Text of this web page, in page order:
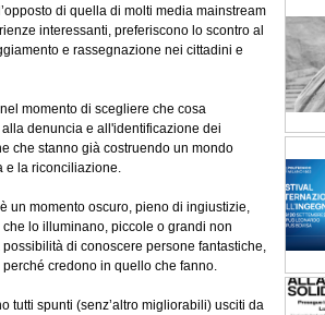
di quella di molti media mainstream
interessanti, preferiscono lo scontro al
e rassegnazione nei cittadini e
momento di scegliere che cosa
denuncia e all'identificazione dei
che stanno già costruendo un mondo
e la riconciliazione.
un momento oscuro, pieno di ingiustizie,
lo illuminano, piccole o grandi non
di conoscere persone fantastiche,
credono in quello che fanno.
tutti spunti (senz’altro migliorabili) usciti da